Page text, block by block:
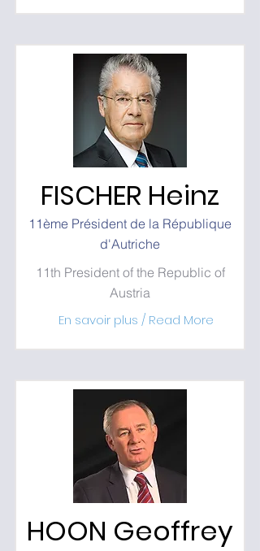
FISCHER Heinz
11ème Président de la République
d'Autriche
11th President of the Republic of
Austria
En savoir plus / Read More
HOON Geoffrey